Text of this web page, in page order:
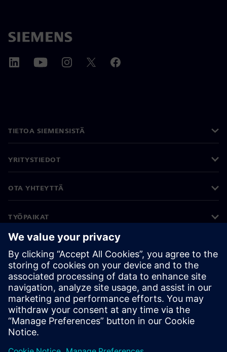
TIETOA SIEMENSISTÄ
YRITYSTIEDOT
OTA YHTEYTTÄ
TYÖPAIKAT
©Siemens 2026
Yritystiedot
Tietosuojailmoitus
Evästekäytäntö